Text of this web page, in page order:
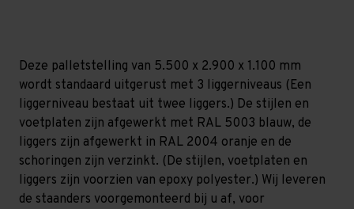
Middel
-
T100
Middel
-
T100
Deze palletstelling van 5.500 x 2.900 x 1.100 mm
wordt standaard uitgerust met 3 liggerniveaus (Een
liggerniveau bestaat uit twee liggers.) De stijlen en
voetplaten zijn afgewerkt met RAL 5003 blauw, de
liggers zijn afgewerkt in RAL 2004 oranje en de
schoringen zijn verzinkt. (De stijlen, voetplaten en
liggers zijn voorzien van epoxy polyester.) Wij leveren
de staanders voorgemonteerd bij u af, voor